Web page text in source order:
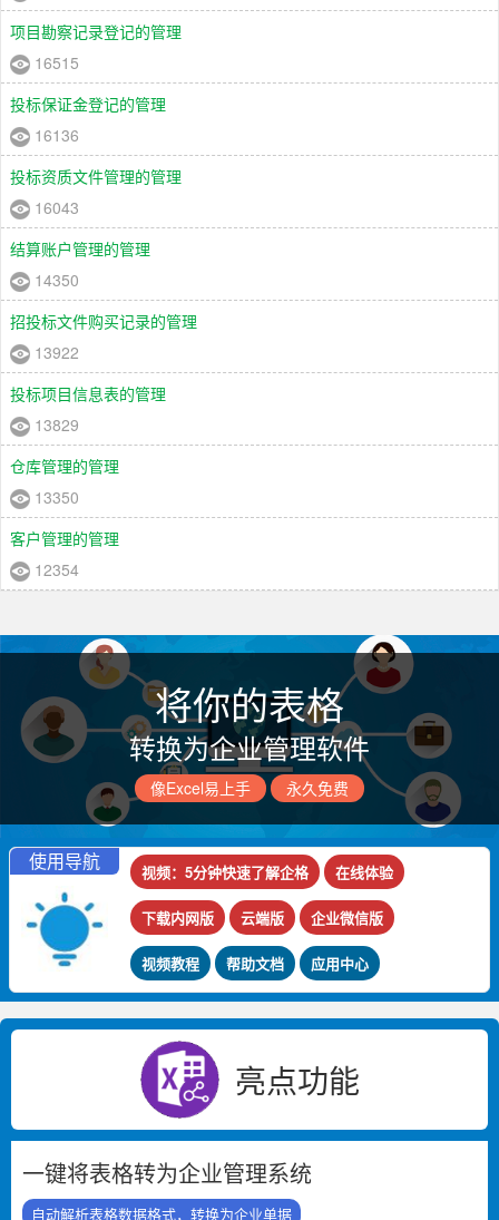
项目勘察记录登记的管理
16515
投标保证金登记的管理
16136
投标资质文件管理的管理
16043
结算账户管理的管理
14350
招投标文件购买记录的管理
13922
投标项目信息表的管理
13829
仓库管理的管理
13350
客户管理的管理
12354
将你的表格
转换为企业管理软件
像Excel易上手 永久免费
使用导航 视频：5分钟快速了解企格 在线体验
下载内网版 云端版 企业微信版
视频教程 帮助文档 应用中心
亮点功能
一键将表格转为企业管理系统
自动解析表格数据格式，转换为企业单据